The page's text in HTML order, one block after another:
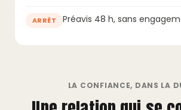
ARRÊT Préavis 48 h, sans
LA CONFIANCE, DANS LA